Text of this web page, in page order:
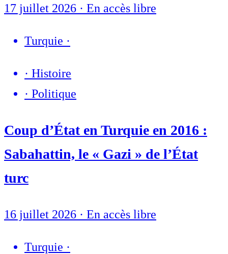
17 juillet 2026 · En accès libre
Turquie ·
· Histoire
· Politique
Coup d’État en Turquie en 2016 :
Sabahattin, le « Gazi » de l’État
turc
16 juillet 2026 · En accès libre
Turquie ·